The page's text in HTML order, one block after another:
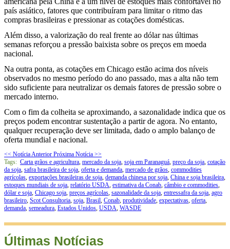
país asiático, fatores que contribuíram para limitar o ritmo das
compras brasileiras e pressionar as cotações domésticas.
Além disso, a valorização do real frente ao dólar nas últimas
semanas reforçou a pressão baixista sobre os preços em moeda
nacional.
Na outra ponta, as cotações em Chicago estão acima dos níveis
observados no mesmo período do ano passado, mas a alta não tem
sido suficiente para neutralizar os demais fatores de pressão sobre o
mercado interno.
Com o fim da colheita se aproximando, a sazonalidade indica que os
preços podem encontrar sustentação a partir de agora. No entanto,
qualquer recuperação deve ser limitada, dado o amplo balanço de
oferta mundial e nacional.
<< Notícia Anterior Próxima Notícia >>
Tags: Carta grãos e agricultura, mercado da soja, soja em Paranaguá, preço da soja, cotação
da soja, safra brasileira de soja, oferta e demanda, mercado de grãos, commodities
agrícolas, exportações brasileiras de soja, demanda chinesa por soja, China e soja brasileira,
estoques mundiais de soja, relatório USDA, estimativa da Conab, câmbio e commodities,
dólar e soja, Chicago soja, preços agrícolas, sazonalidade da soja, entressafra da soja, agro
brasileiro, Scot Consultoria, soja, Brasil, Conab, produtividade, expectativas, oferta,
demanda, semeadura, Estados Unidos, USDA, WASDE
Últimas Notícias